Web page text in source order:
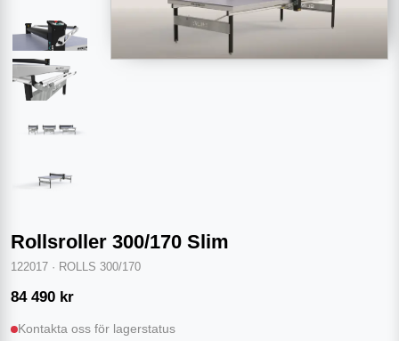
Rollsroller 300/170 Slim
122017 · ROLLS 300/170
84 490 kr
Kontakta oss för lagerstatus